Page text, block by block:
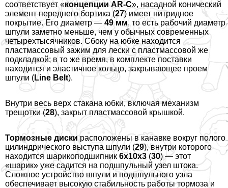
соответствует «концепции AR-C», насадной конический
элемент переднего бортика (27) имеет нитридное
покрытие. Его диаметр — 49 мм, то есть рабочий диаметр
шпули заметно меньше, чем у обычных современных
четырехтысячников. Сбоку на юбке находится
пластмассовый зажим для лески с пластмассовой же
подкладкой; в то же время, в комплекте поставки
находится и эластичное кольцо, закрывающее проем
шпули (Line Belt).
Внутри весь верх стакана юбки, включая механизм
трещотки (28), закрыт пластмассовой крышкой.
Тормозные диски расположены в канавке вокруг полого
цилиндрического выступа шпули (29), внутри которого
находится шарикоподшипник 6х10х3 (30) — этот
«шарик» уже садится на подшпульный узел штока.
Сложное устройство шпули и подшпульного узла
обеспечивает высокую стабильность работы тормоза и